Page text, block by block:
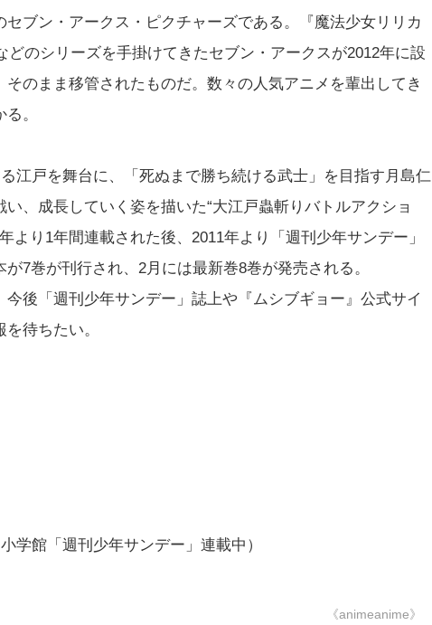
ブン・アークス・ピクチャーズである。『魔法少女リリカ
のシリーズを手掛けてきたセブン・アークスが2012年に設
のまま移管されたものだ。数々の人気アニメを輩出してき
。
江戸を舞台に、「死ぬまで勝ち続ける武士」を目指す月島仁
、成長していく姿を描いた“大江戸蟲斬りバトルアクショ
より1年間連載された後、2011年より「週刊少年サンデー」
7巻が刊行され、2月には最新巻8巻が発売される。
後「週刊少年サンデー」誌上や『ムシブギョー』公式サイ
待ちたい。
館「週刊少年サンデー」連載中）
《animeanime》